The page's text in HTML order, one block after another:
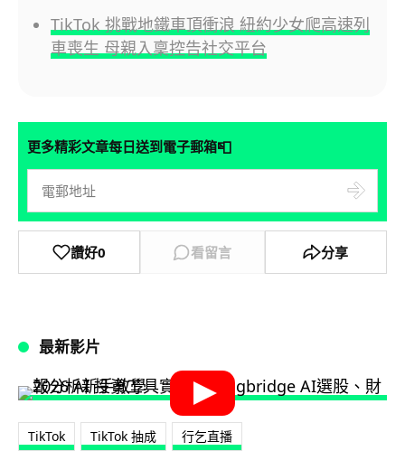
TikTok 挑戰地鐵車頂衝浪 紐約少女爬高速列
車喪生 母親入稟控告社交平台
更多精彩文章每日送到電子郵箱📮
讚好0 看留言 分享
最新影片
TikTok TikTok 抽成 行乞直播